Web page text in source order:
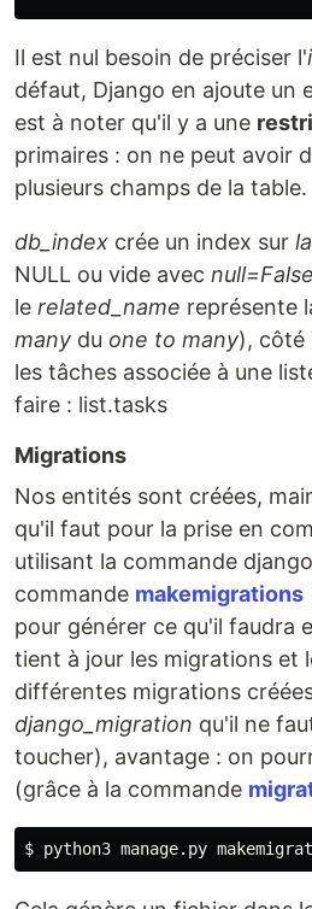
Il est nul besoin de préciser l'
défaut, Django en ajoute un
est à noter qu'il y a une
primaires : on ne peut avoir
plusieurs champs de la table.
db_index crée un index sur
NULL ou vide avec null=False
le related_name représente
many du one to many), côté
les tâches associée à une
faire : list.tasks
Migrations
Nos entités sont créées,
qu'il faut pour la prise en
utilisant la commande django
commande makemigrations
pour générer ce qu'il faudra
tient à jour les migrations et
différentes migrations
django_migration qu'il ne
toucher), avantage : on
(grâce à la commande